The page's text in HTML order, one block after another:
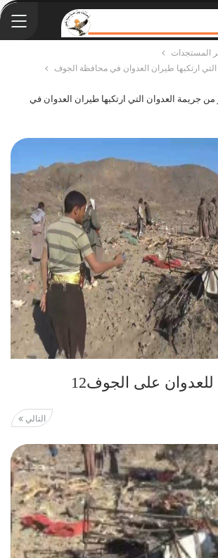
المستجدات
ارتكبها طيران العدوان في محافظة الجوف
من جريمة العدوان التي ارتكبها طيران العدوان في
على الجوف12
التالي